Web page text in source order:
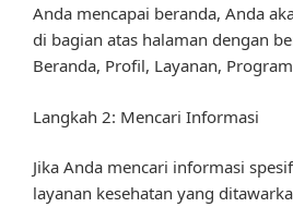
Anda mencapai beranda, Anda
di bagian atas halaman dengan
Beranda, Profil, Layanan,
Langkah 2: Mencari Informasi
Jika Anda mencari informasi
layanan kesehatan yang